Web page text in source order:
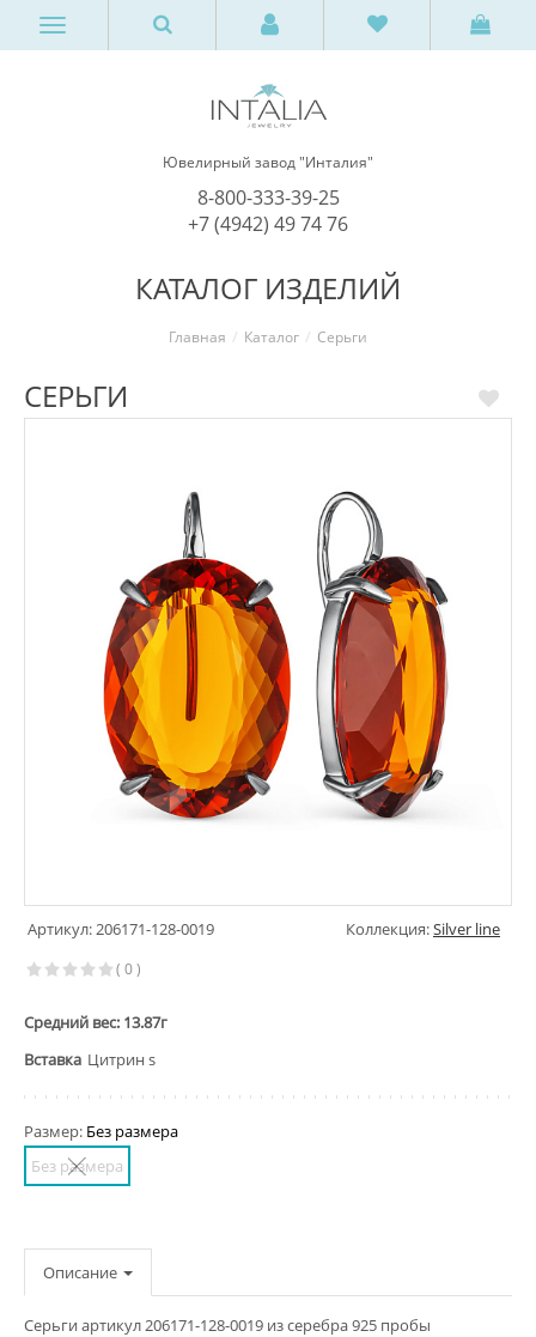
Ювелирный завод "Инталия"
8-800-333-39-25
+7 (4942) 49 74 76
КАТАЛОГ ИЗДЕЛИЙ
Главная Каталог Серьги
СЕРЬГИ
Артикул: 206171-128-0019 Коллекция:Silver line
( 0 )
Средний вес: 13.87г
Вставка Цитрин s
Размер: Без размера
Без размера
Описание
Серьги артикул 206171-128-0019 из серебра 925 пробы